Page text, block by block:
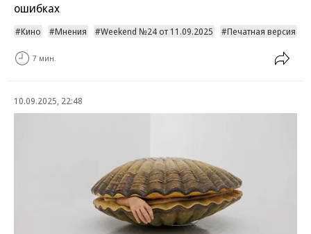
ошибках
Кино Мнения Weekend №24 от 11.09.2025 Печатная версия
7 мин.
10.09.2025, 22:48